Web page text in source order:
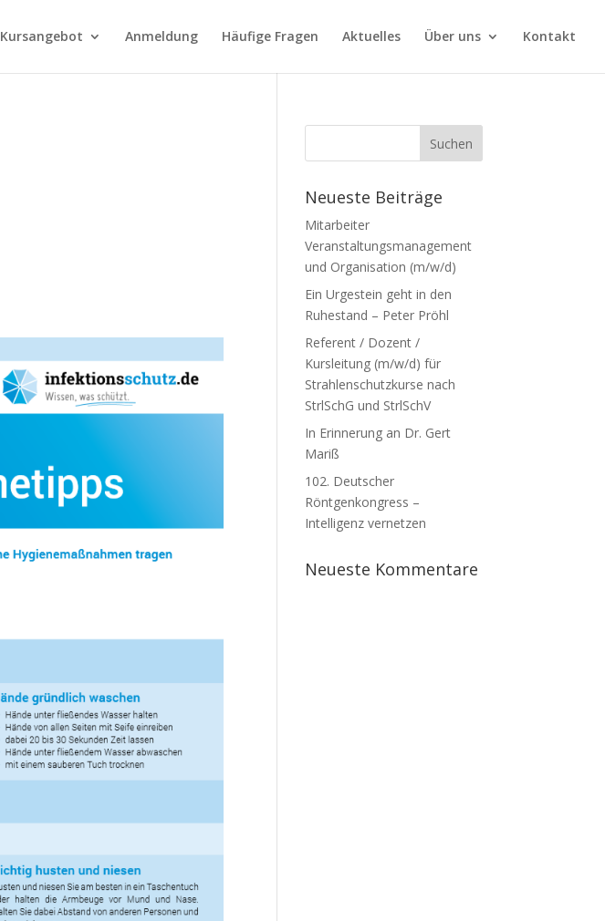
Kursangebot Anmeldung Häufige Fragen Aktuelles Über uns Kontakt
Neueste Beiträge
Mitarbeiter
Veranstaltungsmanagement
und Organisation (m/w/d)
Ein Urgestein geht in den
Ruhestand – Peter Pröhl
Referent / Dozent /
Kursleitung (m/w/d) für
Strahlenschutzkurse nach
StrlSchG und StrlSchV
In Erinnerung an Dr. Gert
Mariß
102. Deutscher
Röntgenkongress –
Intelligenz vernetzen
Neueste Kommentare